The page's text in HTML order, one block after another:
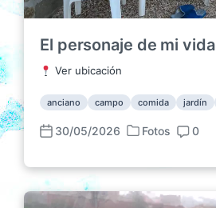
El personaje de mi vida
Ver ubicación
anciano campo comida jardín
F
c
h
30/05/2026
P
b
Fotos
C
m
0